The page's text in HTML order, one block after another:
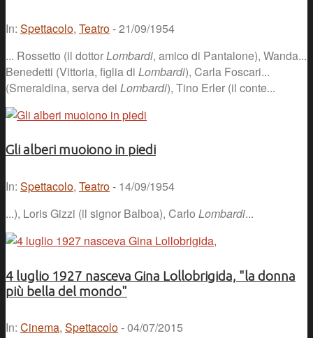
In: Spettacolo, Teatro- 21/09/1954
... Rossetto (il dottorLombardi, amico di Pantalone), Wanda...
Benedetti (Vittoria, figlia di Lombardi), Carla Foscari...
(Smeraldina, serva dei Lombardi), Tino Erler (il conte...
Gli alberi muoiono in piedi
In: Spettacolo, Teatro- 14/09/1954
...), Loris Gizzi (il signor Balboa), Carlo Lombardi...
4 luglio 1927 nasceva Gina Lollobrigida, "la donna
più bella del mondo"
In: Cinema, Spettacolo- 04/07/2015